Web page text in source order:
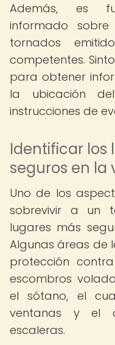
Además, es
informado
tornados
competentes.
para obtener
la ubicación
instrucciones de
Identificar los
seguros en la
Uno de los
sobrevivir a un
lugares más
Algunas áreas de
protección
escombros
el sótano, el
ventanas y el
escaleras.